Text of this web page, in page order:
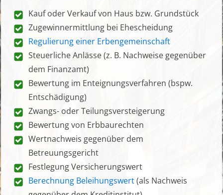
Kauf oder Verkauf von Haus bzw. Grundstück
Zugewinnermittlung bei Ehescheidung
Regulierung einer Erbengemeinschaft
Steuerliche Anlässe (z. B. Nachweise gegenüber
dem Finanzamt)
Bewertung im Enteignungsverfahren (bspw.
Entschädigung)
Zwangs- oder Teilungsversteigerung
Bewertung von Erbbaurechten
Wertnachweis gegenüber dem
Betreuungsgericht
Festlegung Versicherungswert
Berechnung Beleihungswert(als Nachweis